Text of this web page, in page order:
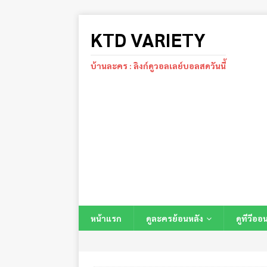
KTD VARIETY
บ้านละคร : ลิงก์ดูวอลเลย์บอลสดวันนี้
หน้าแรก ดูละครย้อนหลัง ดูทีวีออ